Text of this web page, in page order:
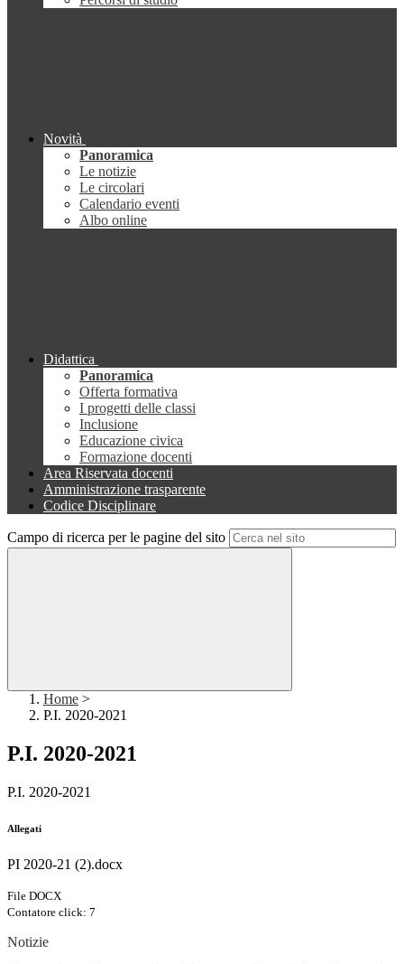
Novità
Panoramica
Le notizie
Le circolari
Calendario eventi
Albo online
Didattica
Panoramica
Offerta formativa
I progetti delle classi
Inclusione
Educazione civica
Formazione docenti
Area Riservata docenti
Amministrazione trasparente
Codice Disciplinare
Campo di ricerca per le pagine del sito
Home >
P.I. 2020-2021
P.I. 2020-2021
P.I. 2020-2021
Allegati
PI 2020-21 (2).docx
File DOCX
Contatore click: 7
Notizie